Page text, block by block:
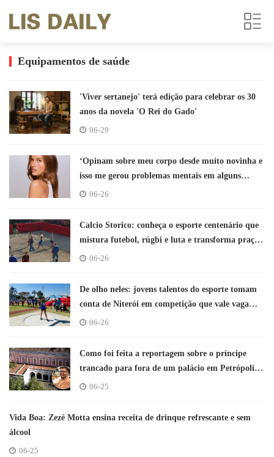
Equipamentos de saúde
'Viver sertanejo' terá edição para celebrar os 30
anos da novela 'O Rei do Gado'
06-29
‘Opinam sobre meu corpo desde muito novinha e
isso me gerou problemas mentais em alguns
momentos da vida’, diz Sasha Meneghel
06-26
Calcio Storico: conheça o esporte centenário que
mistura futebol, rúgbi e luta e transforma praça
de Florença em arena
06-26
De olho neles: jovens talentos do esporte tomam
conta de Niterói em competição que vale vaga
para torneio nacional
06-26
Como foi feita a reportagem sobre o príncipe
trancado para fora de um palácio em Petrópolis
por disputas na Família Imperial
06-25
Vida Boa: Zezé Motta ensina receita de drinque refrescante e sem
álcool
06-25